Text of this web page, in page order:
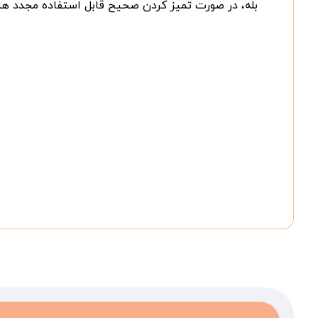
بله، در صورت تمیز کردن صحیح قابل استفاده مجدد